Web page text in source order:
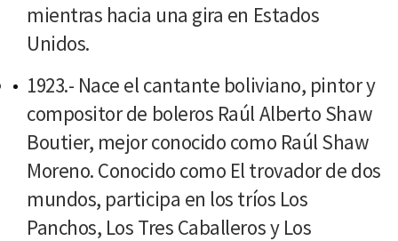
mientras hacia una gira en Estados
Unidos.
1923.- Nace el cantante boliviano, pintor y
compositor de boleros Raúl Alberto Shaw
Boutier, mejor conocido como Raúl Shaw
Moreno. Conocido como El trovador de dos
mundos, participa en los tríos Los
Panchos, Los Tres Caballeros y Los